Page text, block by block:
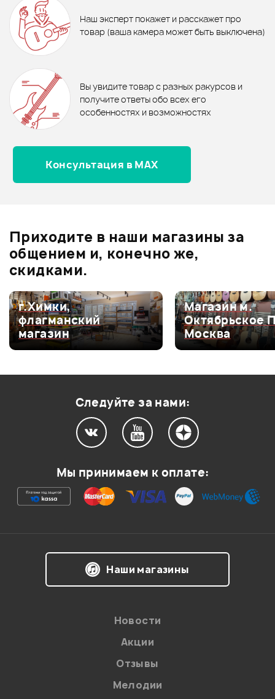
ГИТАРНАЯ СТОЙКА FORCE
GSC-05
В корзину
FORCE GSCH-09
NEW ХИТ
1 860 ₽
Чехол LUTNER ЛЧГК3
В корзину
1 510 ₽
Чехол FLIGHT FBG-1005
Отзывы
0.0
Оценка5
Оценка4
Оценка1
Чехлы для классических гитар - новинки
Мой отзыв о товаре
Ваша оценка:
Впечатления о товаре:
согласиена обработку персональных данных в
соответствии сПолитикой в отношении обработки
персональных данных.
Наш эксперт покажет и расскажет про
товар (ваша камера может быть выключена)
Вы увидите товар с разных ракурсов и
получите ответы обо всех его
особенностях и возможностях
Консультация в MAX
Приходите в наши магазины за
общением и, конечно же,
скидками.
г.Химки,
флагманский
магазин
Магазин м.
Октябрьское
Москва
Следуйте за нами:
Мы принимаем к оплате:
Наши магазины
Новости
Акции
Отзывы
Мелодии